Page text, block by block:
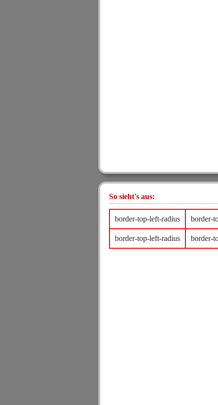
So sieht's aus:
border-top-left-radius border-
border-top-left-radius border-